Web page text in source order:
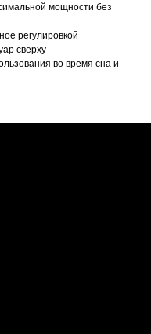
мощности без
регулировкой
сверху
во время сна и